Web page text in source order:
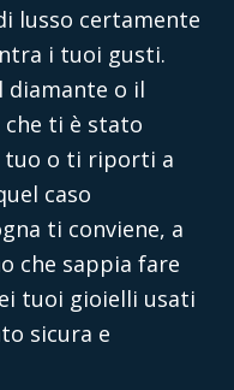
lusso certamente
i tuoi gusti.
diamante o il
ti è stato
tuo o ti riporti a
caso
ti conviene, a
che sappia fare
tuoi gioielli usati
sicura e